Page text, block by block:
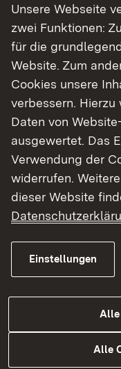
Aufstellen von
Baugeräten
Scheinwerfer
Hinweis zum
Wetterballone
Feuerwerk
Unsere Webseite
zwei Funktionen:
für die
Website. Zum
Cookies unsere
verbessern.
Daten von
ausgewertet. Das
Verwendung der
widerrufen.
dieser Website
Einstellungen
Alle
Alle